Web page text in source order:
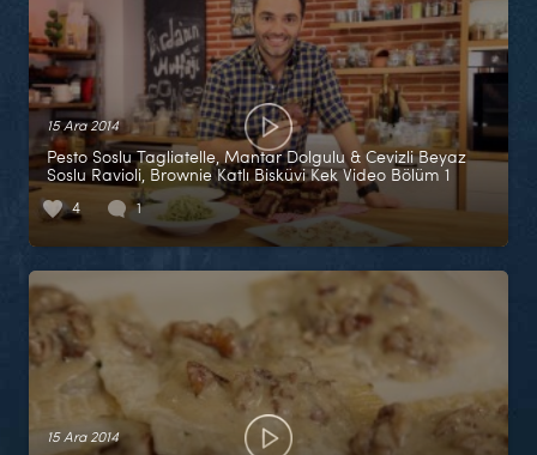
15 Ara 2014
Pesto Soslu Tagliatelle, Mantar Dolgulu & Cevizli Beyaz
Soslu Ravioli, Brownie Katlı Bisküvi Kek Video Bölüm 1
4 1
15 Ara 2014